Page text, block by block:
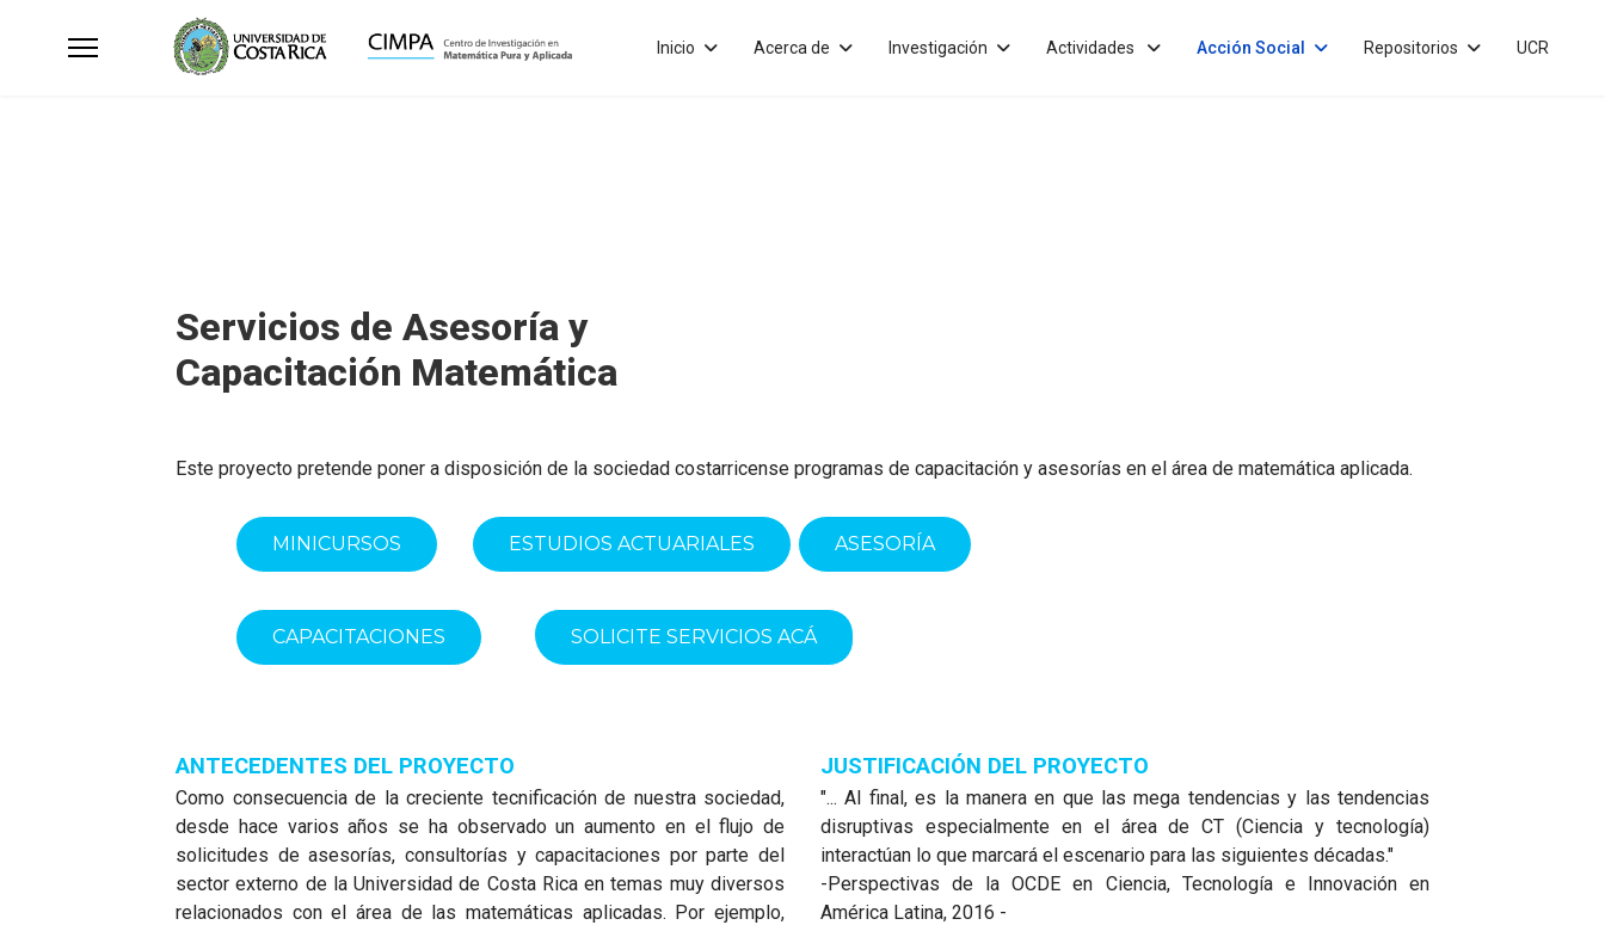
Inicio Acerca de Investigación Actividades Acción Social Repositorios UCR
Servicios de Asesoría y
Capacitación Matemática
Este proyecto pretende poner a disposición de la sociedad costarricense programas de capacitación y asesorías en el área de matemática aplicada.
MINICURSOS ESTUDIOS ACTUARIALES ASESORÍA
CAPACITACIONES SOLICITE SERVICIOS ACÁ
ANTECEDENTES DEL PROYECTO
Como consecuencia de la creciente tecnificación de nuestra sociedad,
desde hace varios años se ha observado un aumento en el flujo de
solicitudes de asesorías, consultorías y capacitaciones por parte del
sector externo de la Universidad de Costa Rica en temas muy diversos
relacionados con el área de las matemáticas aplicadas. Por ejemplo,
JUSTIFICACIÓN DEL PROYECTO
"... Al final, es la manera en que las mega tendencias y las tendencias
disruptivas especialmente en el área de CT (Ciencia y tecnología)
interactúan lo que marcará el escenario para las siguientes décadas."
-Perspectivas de la OCDE en Ciencia, Tecnología e Innovación en
América Latina, 2016 -